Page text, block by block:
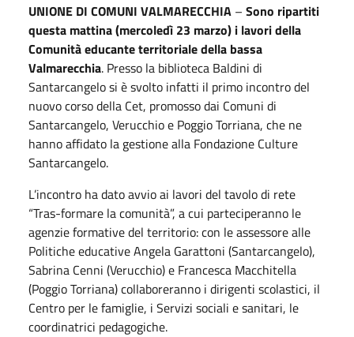
UNIONE DI COMUNI VALMARECCHIA – Sono ripartiti
questa mattina (mercoledì 23 marzo) i lavori della
Comunità educante territoriale della bassa
Valmarecchia. Presso la biblioteca Baldini di
Santarcangelo si è svolto infatti il primo incontro del
nuovo corso della Cet, promosso dai Comuni di
Santarcangelo, Verucchio e Poggio Torriana, che ne
hanno affidato la gestione alla Fondazione Culture
Santarcangelo.
L’incontro ha dato avvio ai lavori del tavolo di rete
“Tras-formare la comunità”, a cui parteciperanno le
agenzie formative del territorio: con le assessore alle
Politiche educative Angela Garattoni (Santarcangelo),
Sabrina Cenni (Verucchio) e Francesca Macchitella
(Poggio Torriana) collaboreranno i dirigenti scolastici, il
Centro per le famiglie, i Servizi sociali e sanitari, le
coordinatrici pedagogiche.